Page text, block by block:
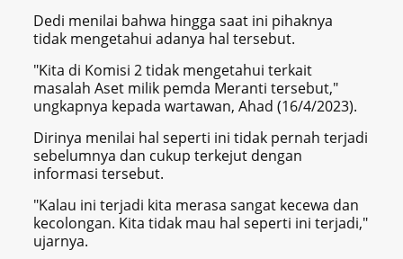
Dedi menilai bahwa hingga saat ini pihaknya
tidak mengetahui adanya hal tersebut.
"Kita di Komisi 2 tidak mengetahui terkait
masalah Aset milik pemda Meranti tersebut,"
ungkapnya kepada wartawan, Ahad (16/4/2023).
Dirinya menilai hal seperti ini tidak pernah terjadi
sebelumnya dan cukup terkejut dengan
informasi tersebut.
"Kalau ini terjadi kita merasa sangat kecewa dan
kecolongan. Kita tidak mau hal seperti ini terjadi,"
ujarnya.